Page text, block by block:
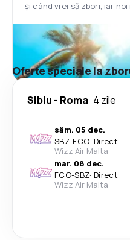
și când vrei să zbori, iar
Oferte speciale la
Sibiu - Roma 4 zile
sâm. 05 dec.
SBZ-FCO· Direct
Wizz Air Malta
mar. 08 dec.
FCO-SBZ· Direct
Wizz Air Malta